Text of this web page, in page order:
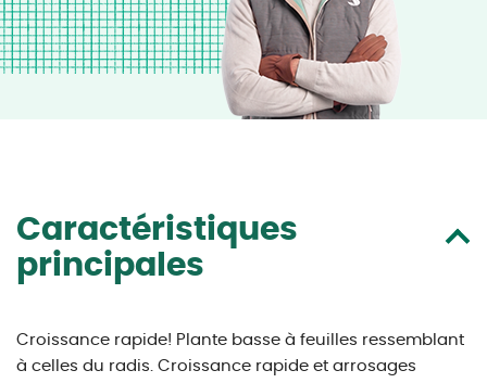
Caractéristiques
principales
Croissance rapide! Plante basse à feuilles ressemblant
à celles du radis. Croissance rapide et arrosages